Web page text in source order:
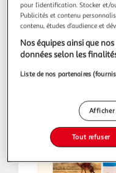
pour l’identification. Stocker et/
Publicités et contenu
contenu, études d’audience et
Nos équipes ainsi que
données selon les
Liste de nos partenaires
Tout refuser